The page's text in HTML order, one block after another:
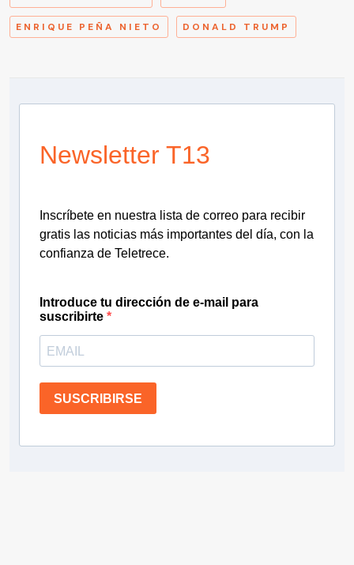
ENRIQUE PEÑA NIETO DONALD TRUMP
Newsletter T13
Inscríbete en nuestra lista de correo para recibir
gratis las noticias más importantes del día, con la
confianza de Teletrece.
Introduce tu dirección de e-mail para
suscribirte
SUSCRIBIRSE